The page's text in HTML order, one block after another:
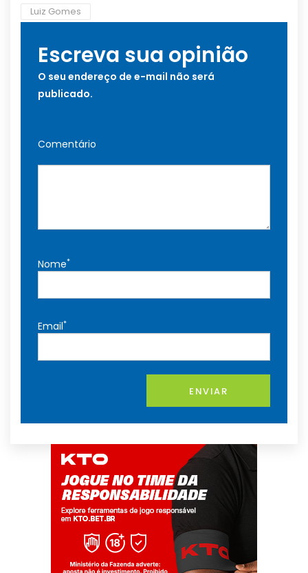
Luiz Gomes
Escreva sua opinião
O seu endereço de e-mail não será
publicado.
Comentário
Nome*
Email*
ENVIAR